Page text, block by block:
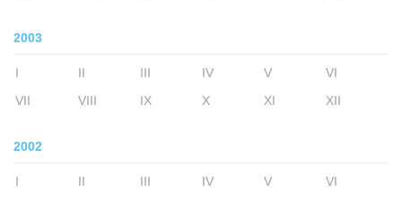
2003
I II III IV V
VI
VII
VIII IX X XI XII
2002
I II III IV V
VI